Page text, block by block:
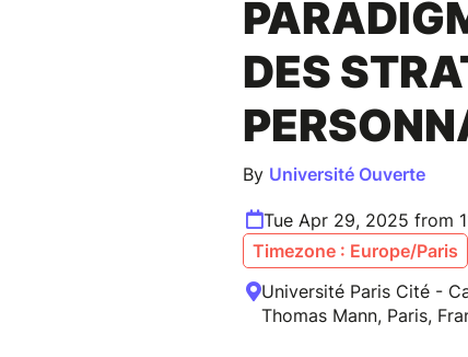
DES
By Université Ouverte
Tue Apr 29, 2025 from
Timezone : Europe/Paris
Université Paris Cité -
Thomas Mann, Paris,